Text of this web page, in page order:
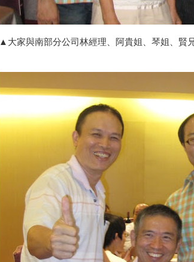
▲大家與南部分公司林經理、阿貴姐、琴姐、賢